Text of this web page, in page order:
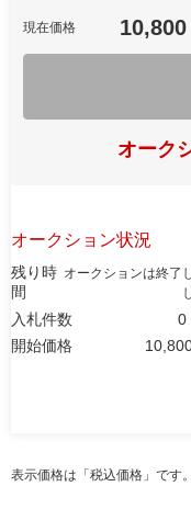
現在価格 10,800
オーク
オークション状況
残り時
間
オークションは終了
入札件数 0
開始価格
表示価格は「税込価格」です。